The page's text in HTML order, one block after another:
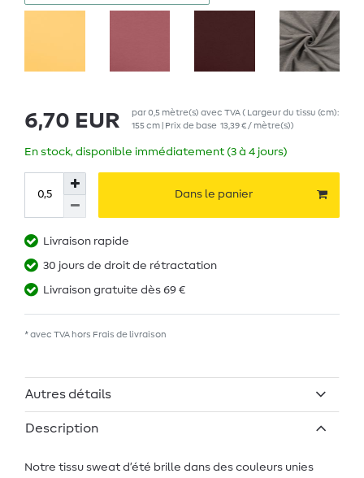
6,70 EUR par0,5 mètre(s) avec TVA( Largeur du tissu (cm):
155 cm | Prix de base 13,39 € / mètre(s))
En stock, disponible immédiatement (3 à 4 jours)
Dans le panier
Livraison rapide
30 jours de droit de rétractation
Livraison gratuite dès 69 €
* avec TVA hors Frais de livraison
Autres détails
Description
Notre tissu sweat d’été brille dans des couleurs unies